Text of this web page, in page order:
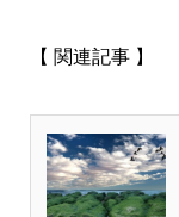
【 関連記事 】